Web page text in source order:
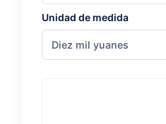
Unidad de medida